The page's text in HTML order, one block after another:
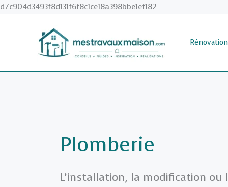
d7c904d3493f8d131f6f8c1ce18a398bbe1ef182
Plomberie
L’installation, la modification ou